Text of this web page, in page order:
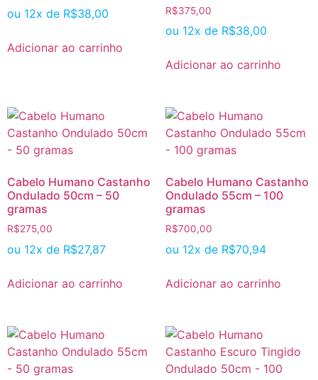
ou 12x de R$38,00
Adicionar ao carrinho
R$375,00
ou 12x de R$38,00
Adicionar ao carrinho
Cabelo Humano Castanho
Ondulado 50cm – 50
gramas
R$275,00
ou 12x de R$27,87
Adicionar ao carrinho
Cabelo Humano Castanho
Ondulado 55cm – 100
gramas
R$700,00
ou 12x de R$70,94
Adicionar ao carrinho